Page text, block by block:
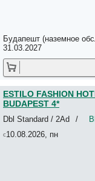
ESTILO FASHION
Europa Centerpoint
Europest Luxury
Eurostars
Eurostars Danube
Evergreen Guest
Exe Budapest Center
Extra Apartments 2*
Fancy Ernesto 3*
Будапешт (наземное
31.03.2027
10.08.2026, пн
ESTILO FASHION
BUDAPEST 4*
/
Dbl Standard / 2Ad